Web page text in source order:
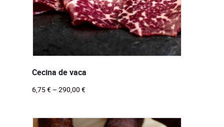
Cecina de vaca
6,75€ – 290,00 €